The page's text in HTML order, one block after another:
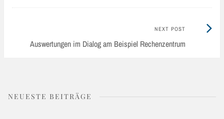
NEXT POST
Auswertungen im Dialog am Beispiel Rechenzentrum
NEUESTE BEITRÄGE